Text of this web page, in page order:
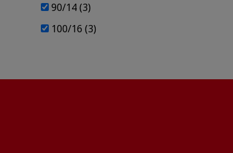
90/14 (3)
100/16 (3)